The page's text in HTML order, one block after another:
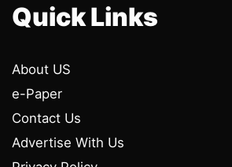
Quick Links
About US
e-Paper
Contact Us
Advertise With Us